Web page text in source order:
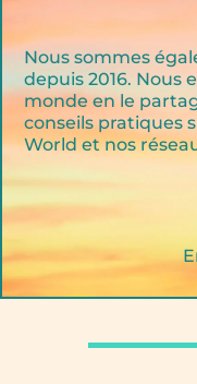
Nous sommes
depuis 2016. Nous
monde en le
conseils pratiques
World et nos